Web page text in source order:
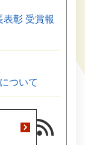
彰 受賞報
ついて